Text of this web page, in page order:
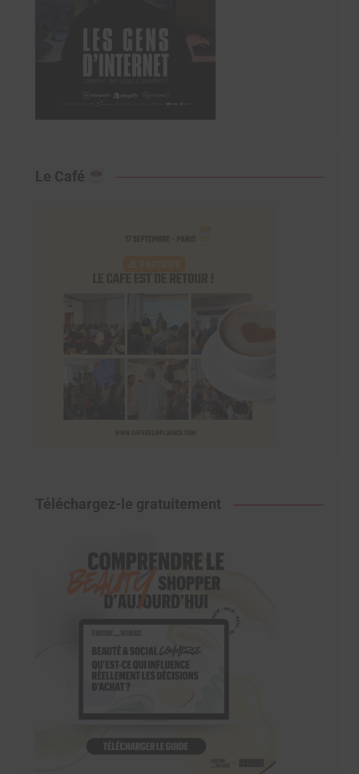
Le Café
Téléchargez-le gratuitement